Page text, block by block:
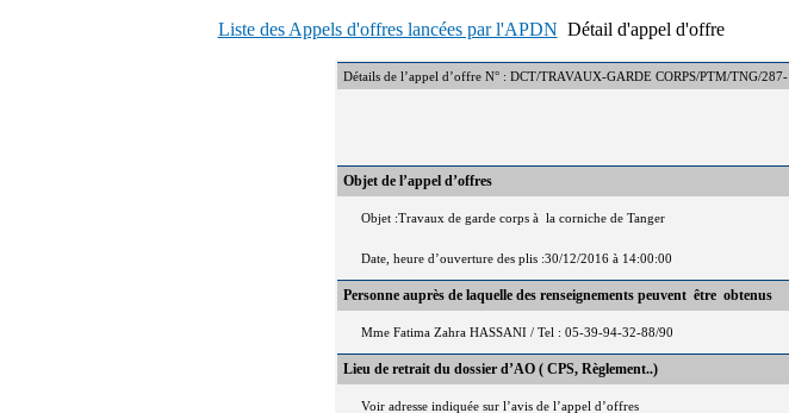
Liste des Appels d'offres lancées par l'APDN Détail d'appel d'offre
Détails de l’appel d’offre N° : DCT/TRAVAUX-GARDE CORPS/PTM/TNG/
Objet de l’appel d’offres
Objet :Travaux de garde corps à la corniche de Tanger
Date, heure d’ouverture des plis :30/12/2016 à 14:00:00
Personne auprès de laquelle des renseignements peuvent être obtenus
Mme Fatima Zahra HASSANI / Tel : 05-39-94-32-88/90
Lieu de retrait du dossier d’AO ( CPS, Règlement..)
Voir adresse indiquée sur l’avis de l’appel d’offres